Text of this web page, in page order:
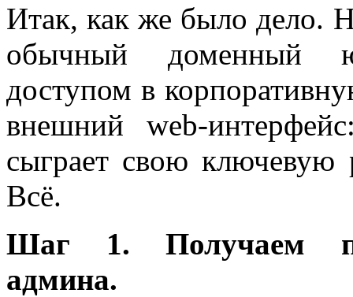
Итак, как же было дело.
обычный доменный
доступом в
внешний web-
сыграет свою ключевую
Всё.
Шаг 1. Получаем
админа.